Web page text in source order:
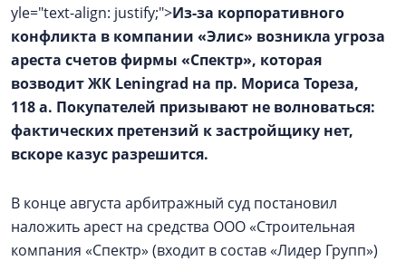
yle="text-align: justify;">Из-за корпоративного
конфликта в компании «Элис» возникла угроза
ареста счетов фирмы «Спектр», которая
возводит ЖК Leningrad на пр. Мориса Тореза,
118 а. Покупателей призывают не волноваться:
фактических претензий к застройщику нет,
вскоре казус разрешится.
В конце августа арбитражный суд постановил
наложить арест на средства ООО «Строительная
компания «Спектр» (входит в состав «Лидер Групп»)